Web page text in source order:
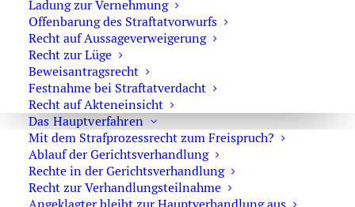
Ladung zur Vernehmung
Offenbarung des Straftatvorwurfs
Recht auf Aussageverweigerung
Recht zur Lüge
Beweisantragsrecht
Festnahme bei Straftatverdacht
Recht auf Akteneinsicht
Das Hauptverfahren
Mit dem Strafprozessrecht zum Freispruch?
Ablauf der Gerichtsverhandlung
Rechte in der Gerichtsverhandlung
Recht zur Verhandlungsteilnahme
Opfervertretung
Strafvollstreckung
Sicherungsverwahrung
Drogen am Steuer
Prozessrecht
Vollzugsuntauglichkeit gem. §455 StPO
Hausdurchsuchung